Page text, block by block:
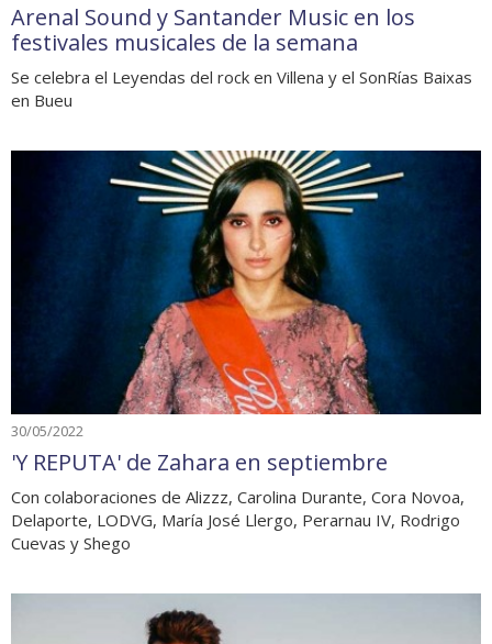
Arenal Sound y Santander Music en los
festivales musicales de la semana
Se celebra el Leyendas del rock en Villena y el SonRías Baixas
en Bueu
30/05/2022
'Y REPUTA' de Zahara en septiembre
Con colaboraciones de Alizzz, Carolina Durante, Cora Novoa,
Delaporte, LODVG, María José Llergo, Perarnau IV, Rodrigo
Cuevas y Shego